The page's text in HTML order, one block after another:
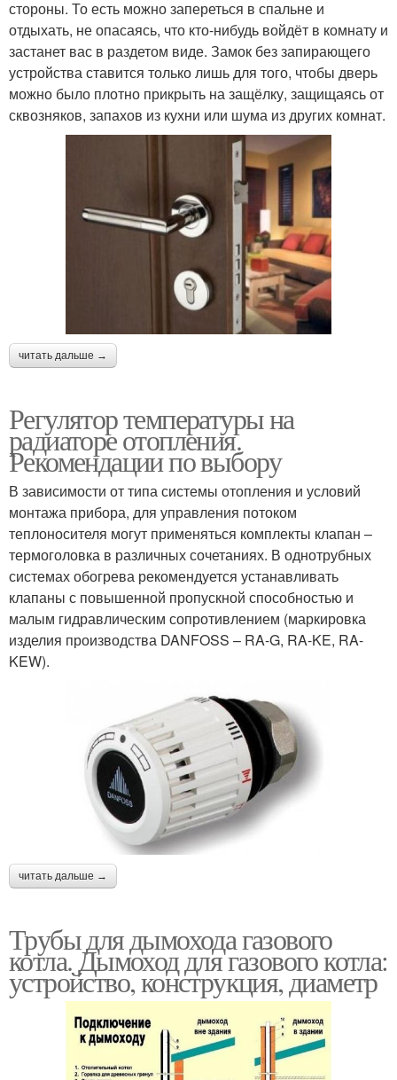
стороны. То есть можно запереться в спальне и
отдыхать, не опасаясь, что кто-нибудь войдёт в комнату и
застанет вас в раздетом виде. Замок без запирающего
устройства ставится только лишь для того, чтобы дверь
можно было плотно прикрыть на защёлку, защищаясь от
сквозняков, запахов из кухни или шума из других комнат.
читать дальше →
Регулятор температуры на
радиаторе отопления.
Рекомендации по выбору
В зависимости от типа системы отопления и условий
монтажа прибора, для управления потоком
теплоносителя могут применяться комплекты клапан –
термоголовка в различных сочетаниях. В однотрубных
системах обогрева рекомендуется устанавливать
клапаны с повышенной пропускной способностью и
малым гидравлическим сопротивлением (маркировка
изделия производства DANFOSS – RA-G, RA-KE, RA-
KEW).
читать дальше →
Трубы для дымохода газового
котла. Дымоход для газового котла:
устройство, конструкция, диаметр